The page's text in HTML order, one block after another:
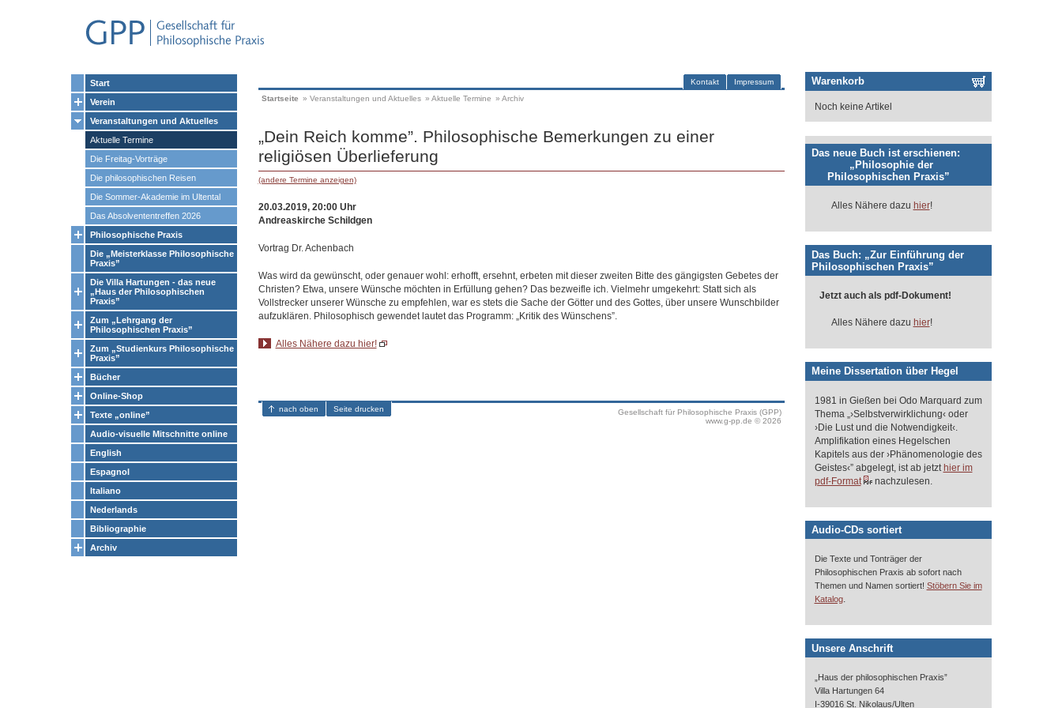
Start
Verein
Veranstaltungen und Aktuelles
Aktuelle Termine
Die Freitag-Vorträge
Die philosophischen Reisen
Die Sommer-Akademie im Ultental
Das Absolvententreffen 2026
Philosophische Praxis
Die „Meisterklasse Philosophische
Praxis”
Die Villa Hartungen - das neue
„Haus der Philosophischen
Praxis”
Zum „Lehrgang der
Philosophischen Praxis”
Zum „Studienkurs Philosophische
Praxis”
Bücher
Online-Shop
Texte „online”
Audio-visuelle Mitschnitte online
English
Espagnol
Italiano
Nederlands
Bibliographie
Archiv
Impressum
Kontakt
Startseite » Veranstaltungen und Aktuelles » Aktuelle Termine » Archiv
„Dein Reich komme”. Philosophische Bemerkungen zu einer
religiösen Überlieferung
(andere Termine anzeigen)
20.03.2019, 20:00 Uhr
Andreaskirche Schildgen
Vortrag Dr. Achenbach
Was wird da gewünscht, oder genauer wohl: erhofft, ersehnt, erbeten mit dieser zweiten Bitte des gängigsten Gebetes der
Christen? Etwa, unsere Wünsche möchten in Erfüllung gehen? Das bezweifle ich. Vielmehr umgekehrt: Statt sich als
Vollstrecker unserer Wünsche zu empfehlen, war es stets die Sache der Götter und des Gottes, über unsere Wunschbilder
aufzuklären. Philosophisch gewendet lautet das Programm: „Kritik des Wünschens”.
Alles Nähere dazu hier!
Gesellschaft für Philosophische Praxis (GPP)
www.g-pp.de © 2026
nach oben Seite drucken
Warenkorb
Noch keine Artikel
Das neue Buch ist erschienen:
„Philosophie der
Philosophischen Praxis”
Alles Nähere dazu hier!
Das Buch: „Zur Einführung der
Philosophischen Praxis”
Jetzt auch als pdf-Dokument!
Alles Nähere dazu hier!
Meine Dissertation über Hegel
1981 in Gießen bei Odo Marquard zum
Thema „›Selbstverwirklichung‹ oder
›Die Lust und die Notwendigkeit‹.
Amplifikation eines Hegelschen
Kapitels aus der ›Phänomenologie des
Geistes‹” abgelegt, ist ab jetzt hier im
pdf-Format
nachzulesen.
Audio-CDs sortiert
Die Texte und Tonträger der
Philosophischen Praxis ab sofort nach
Themen und Namen sortiert! Stöbern Sie im
Katalog.
Unsere Anschrift
„Haus der philosophischen Praxis”
Villa Hartungen 64
I-39016 St. Nikolaus/Ulten